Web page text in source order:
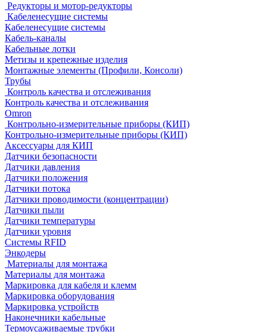
Редукторы и мотор-редукторы
Кабеленесущие системы
Кабеленесущие системы
Кабель-каналы
Кабельные лотки
Метизы и крепежные изделия
Монтажные элементы (Профили, Консоли)
Трубы
Контроль качества и отслеживания
Контроль качества и отслеживания
Omron
Контрольно-измерительные приборы (КИП)
Контрольно-измерительные приборы (КИП)
Аксессуары для КИП
Датчики безопасности
Датчики давления
Датчики положения
Датчики потока
Датчики проводимости (концентрации)
Датчики пыли
Датчики температуры
Датчики уровня
Системы RFID
Энкодеры
Материалы для монтажа
Материалы для монтажа
Маркировка для кабеля и клемм
Маркировка оборудования
Маркировка устройств
Наконечники кабельные
Термоусаживаемые трубки